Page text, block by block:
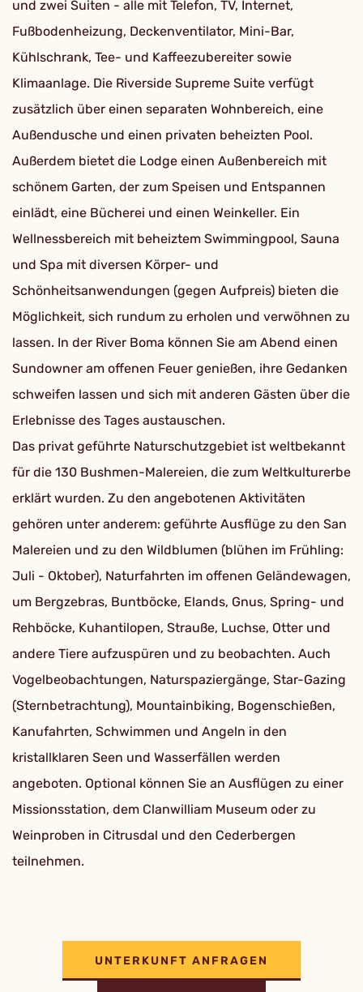
und zwei Suiten - alle mit Telefon, TV, Internet,
Fußbodenheizung, Deckenventilator, Mini-Bar,
Kühlschrank, Tee- und Kaffeezubereiter sowie
Klimaanlage. Die Riverside Supreme Suite verfügt
zusätzlich über einen separaten Wohnbereich, eine
Außendusche und einen privaten beheizten Pool.
Außerdem bietet die Lodge einen Außenbereich mit
schönem Garten, der zum Speisen und Entspannen
einlädt, eine Bücherei und einen Weinkeller. Ein
Wellnessbereich mit beheiztem Swimmingpool, Sauna
und Spa mit diversen Körper- und
Schönheitsanwendungen (gegen Aufpreis) bieten die
Möglichkeit, sich rundum zu erholen und verwöhnen zu
lassen. In der River Boma können Sie am Abend einen
Sundowner am offenen Feuer genießen, ihre Gedanken
schweifen lassen und sich mit anderen Gästen über die
Erlebnisse des Tages austauschen.
Das privat geführte Naturschutzgebiet ist weltbekannt
für die 130 Bushmen-Malereien, die zum Weltkulturerbe
erklärt wurden. Zu den angebotenen Aktivitäten
gehören unter anderem: geführte Ausflüge zu den San
Malereien und zu den Wildblumen (blühen im Frühling:
Juli - Oktober), Naturfahrten im offenen Geländewagen,
um Bergzebras, Buntböcke, Elands, Gnus, Spring- und
Rehböcke, Kuhantilopen, Strauße, Luchse, Otter und
andere Tiere aufzuspüren und zu beobachten. Auch
Vogelbeobachtungen, Naturspaziergänge, Star-Gazing
(Sternbetrachtung), Mountainbiking, Bogenschießen,
Kanufahrten, Schwimmen und Angeln in den
kristallklaren Seen und Wasserfällen werden
angeboten. Optional können Sie an Ausflügen zu einer
Missionsstation, dem Clanwilliam Museum oder zu
Weinproben in Citrusdal und den Cederbergen
teilnehmen.
UNTERKUNFT ANFRAGEN